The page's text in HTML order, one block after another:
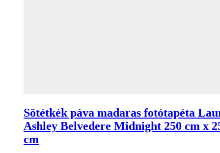
Sötétkék páva madaras fotótapéta
Ashley Belvedere Midnight 250 cm x
cm